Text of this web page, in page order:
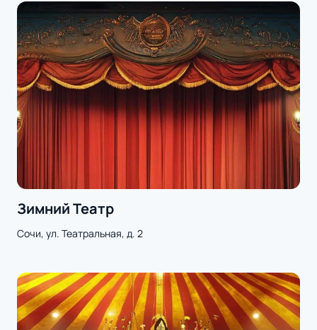
Зимний Театр
Сочи, ул. Театральная, д. 2